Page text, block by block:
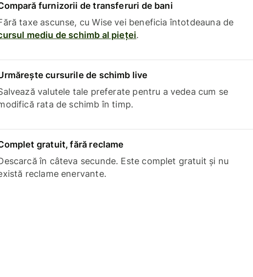
furnizorii de transferuri de bani
taxe ascunse, cu Wise vei beneficia întotdeauna de
mediu de schimb al pieței.
cursurile de schimb live
valutele tale preferate pentru a vedea cum se
rata de schimb în timp.
gratuit, fără reclame
în câteva secunde. Este complet gratuit și nu
reclame enervante.